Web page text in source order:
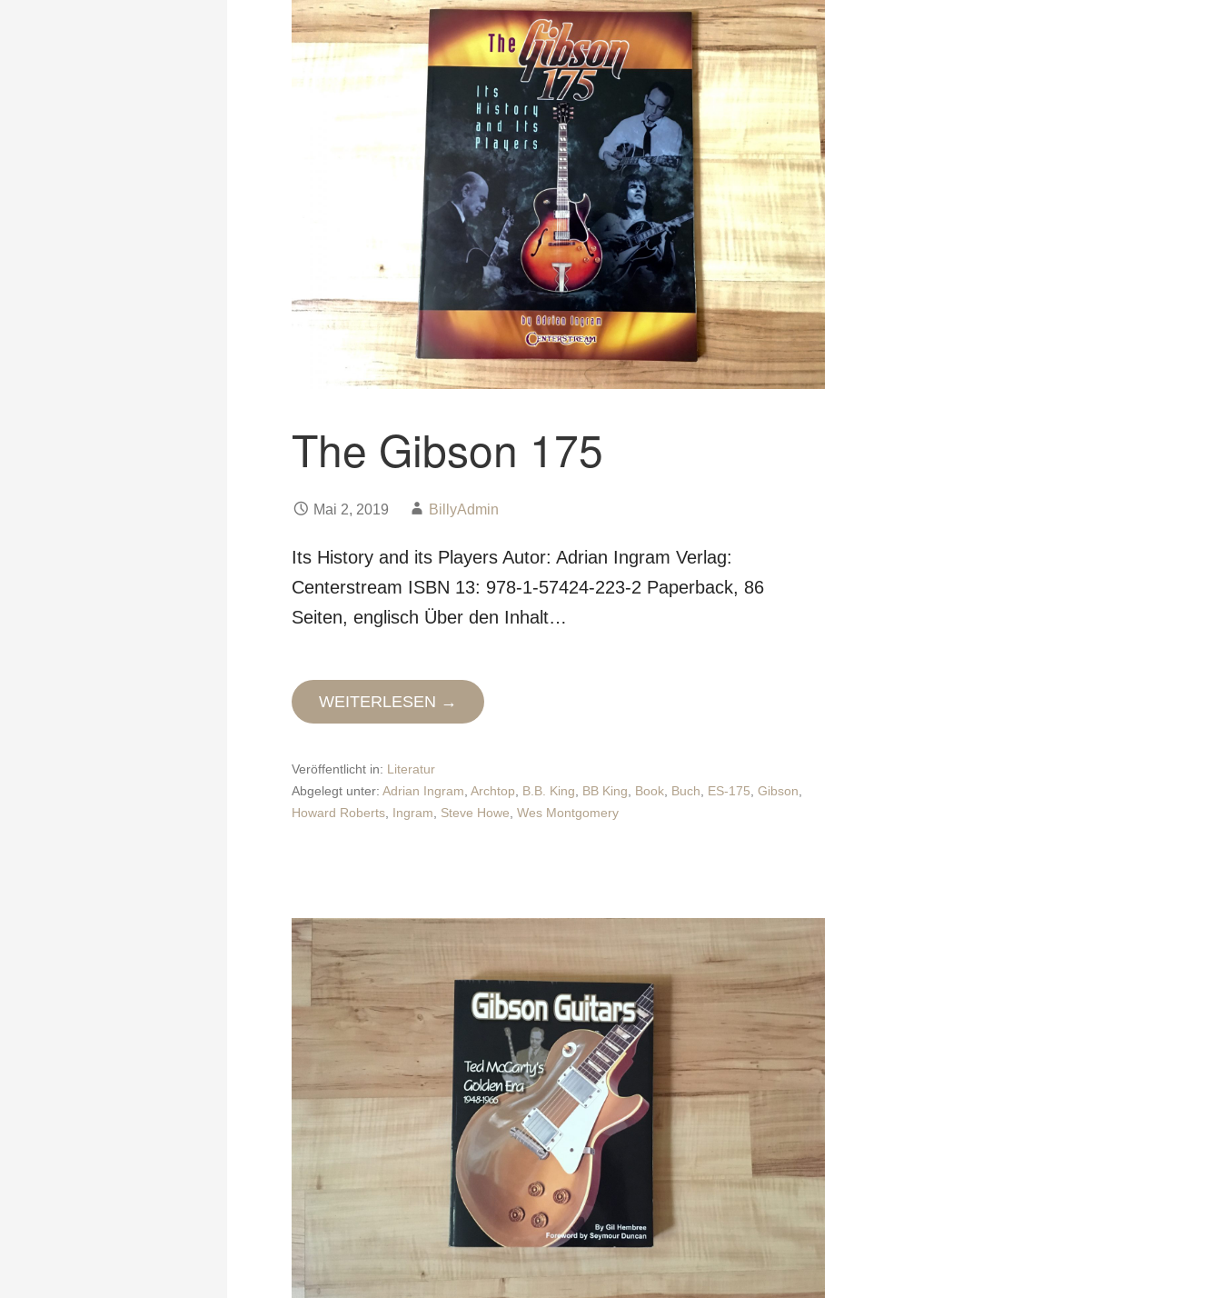
The Gibson 175
Mai 2, 2019 BillyAdmin
Its History and its Players Autor: Adrian Ingram Verlag:
Centerstream ISBN 13: 978-1-57424-223-2 Paperback, 86
Seiten, englisch Über den Inhalt…
WEITERLESEN →
Veröffentlicht in: Literatur
Abgelegt unter: Adrian Ingram Archtop B.B. King BB King Book Buch ES-175 Gibson
Howard Roberts Ingram Steve Howe Wes Montgomery